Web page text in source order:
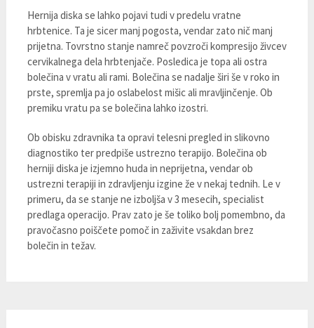
Hernija diska se lahko pojavi tudi v predelu vratne
hrbtenice. Ta je sicer manj pogosta, vendar zato nič manj
prijetna. Tovrstno stanje namreč povzroči kompresijo živcev
cervikalnega dela hrbtenjače. Posledica je topa ali ostra
bolečina v vratu ali rami. Bolečina se nadalje širi še v roko in
prste, spremlja pa jo oslabelost mišic ali mravljinčenje. Ob
premiku vratu pa se bolečina lahko izostri.
Ob obisku zdravnika ta opravi telesni pregled in slikovno
diagnostiko ter predpiše ustrezno terapijo. Bolečina ob
herniji diska je izjemno huda in neprijetna, vendar ob
ustrezni terapiji in zdravljenju izgine že v nekaj tednih. Le v
primeru, da se stanje ne izboljša v 3 mesecih, specialist
predlaga operacijo. Prav zato je še toliko bolj pomembno, da
pravočasno poiščete pomoč in zaživite vsakdan brez
bolečin in težav.